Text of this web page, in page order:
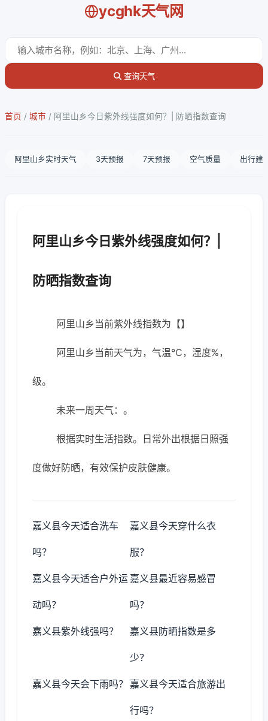
ycghk天气网
查询天气
首页 / 城市 / 阿里山乡今日紫外线强度如何？| 防晒指数查询
阿里山乡实时天气 3天预报 7天预报 空气质量 出行建
阿里山乡今日紫外线强度如何？|
防晒指数查询
阿里山乡当前紫外线指数为【】
阿里山乡当前天气为，气温℃，湿度%，
级。
未来一周天气：。
根据实时生活指数。日常外出根据日照强
度做好防晒，有效保护皮肤健康。
嘉义县今天适合洗车
吗？
嘉义县今天穿什么衣
服？
嘉义县今天适合户外运
动吗？
嘉义县最近容易感冒
吗？
嘉义县紫外线强吗？ 嘉义县防晒指数是多
少？
嘉义县今天会下雨吗？ 嘉义县今天适合旅游出
行吗？